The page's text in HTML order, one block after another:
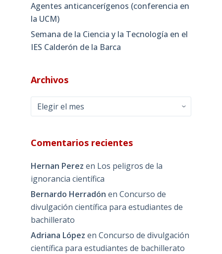
Agentes anticancerígenos (conferencia en
la UCM)
Semana de la Ciencia y la Tecnología en el
IES Calderón de la Barca
Archivos
Archivos
Comentarios recientes
Hernan Perez en Los peligros de la
ignorancia científica
Bernardo Herradón en Concurso de
divulgación científica para estudiantes de
bachillerato
Adriana López en Concurso de divulgación
científica para estudiantes de bachillerato